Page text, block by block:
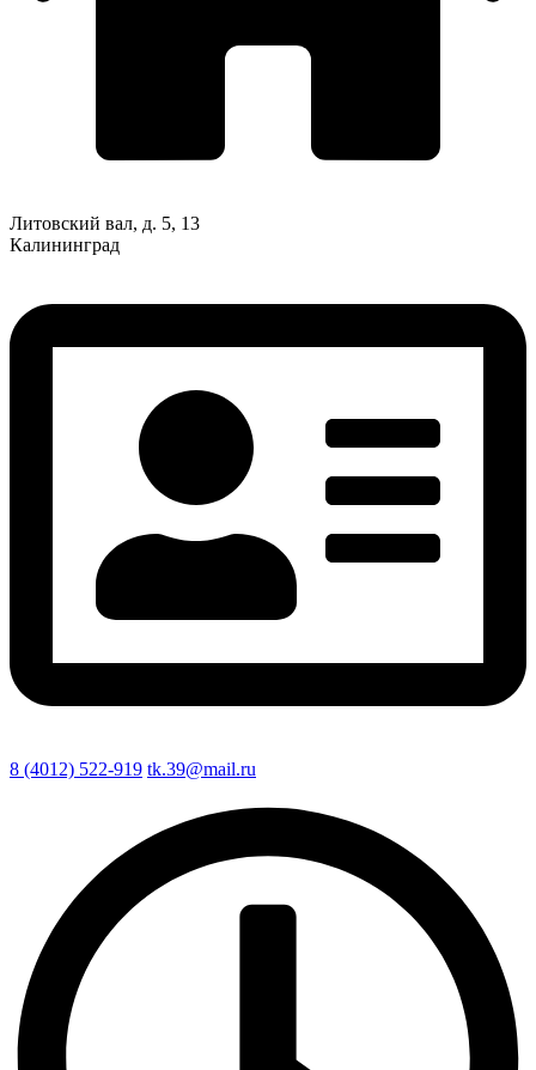
Литовский вал, д. 5, 13
Калининград
8 (4012) 522-919 tk.39@mail.ru